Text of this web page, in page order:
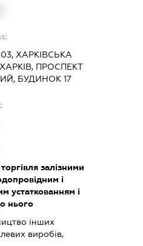
ХАРКІВСЬКА
ПРОСПЕКТ
БУДИНОК 17
залізними
і
устаткованням і
нього
інших
виробів,